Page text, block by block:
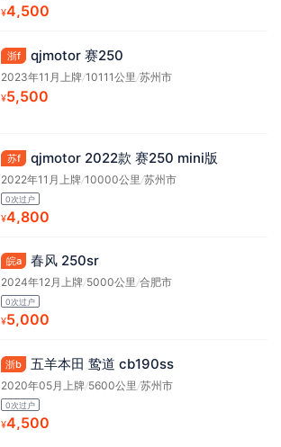
¥4,500
浙f qjmotor 赛250
2023年11月上牌/10111公里 /苏州市
¥5,500
苏f qjmotor 2022款 赛250 mini版
2022年11月上牌/10000公里 /苏州市
0次过户
¥4,800
皖a 春风 250sr
2024年12月上牌/5000公里/合肥市
0次过户
¥5,000
浙b 五羊本田 鸷道 cb190ss
2020年05月上牌/5600公里/苏州市
0次过户
¥4,500